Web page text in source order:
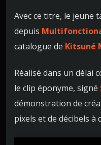
Avec ce titre, le jeune
depuis
catalogue de Kitsuné
Réalisé dans un délai
le clip éponyme, signé
démonstration de
pixels et de décibels à